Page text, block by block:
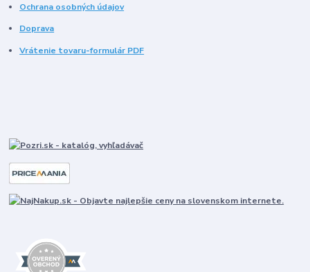
Ochrana osobných údajov
Doprava
Vrátenie tovaru-formulár PDF